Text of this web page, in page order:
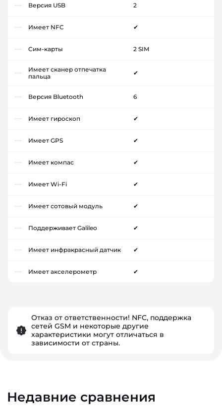
Версия USB 2
Имеет NFC ✔
Сим-карты 2 SIM
Имеет сканер отпечатка
пальца
✔
Версия Bluetooth 6
Имеет гироскоп ✔
Имеет GPS ✔
Имеет компас ✔
Имеет Wi-Fi ✔
Имеет сотовый модуль ✔
Поддерживает Galileo ✔
Имеет инфракрасный датчик ✔
Имеет акселерометр ✔
Отказ от ответственности! NFC, поддержка
сетей GSM и некоторые другие
характеристики могут отличаться в
зависимости от страны.
Недавние сравнения